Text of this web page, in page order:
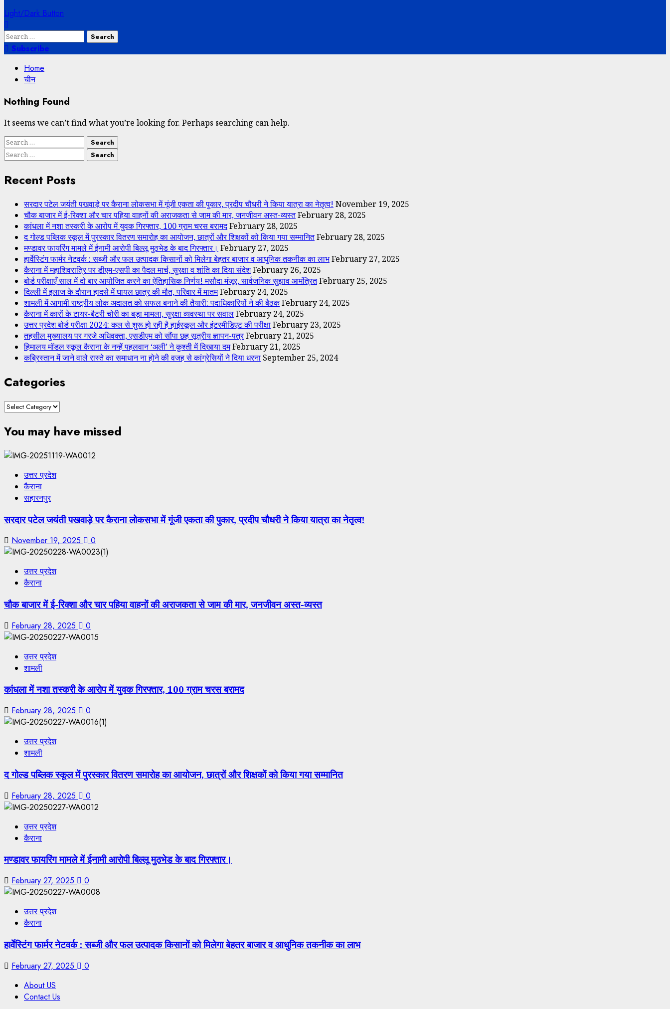
Light/Dark Button
Search
for:Subscribe
Home
चीन
Nothing Found
It seems we can’t find what you’re looking for. Perhaps searching can help.
Search
for:
Search
Recent Posts
सरदार पटेल जयंती पखवाड़े पर कैराना लोकसभा में गूंजी एकता की पुकार, प्रदीप चौधरी ने किया यात्रा का नेतृत्व! November 19, 2025
चौक बाजार में ई-रिक्शा और चार पहिया वाहनों की अराजकता से जाम की मार, जनजीवन अस्त-व्यस्तFebruary 28, 2025
कांधला में नशा तस्करी के आरोप में युवक गिरफ्तार, 100 ग्राम चरस बरामदFebruary 28, 2025
द गोल्ड पब्लिक स्कूल में पुरस्कार वितरण समारोह का आयोजन, छात्रों और शिक्षकों को किया गया सम्मानितFebruary 28, 2025
मण्डावर फायरिंग मामले में ईनामी आरोपी बिल्लू मुठभेड के बाद गिरफ्तार। February 27, 2025
हार्वेस्टिंग फार्मर नेटवर्क : सब्जी और फल उत्पादक किसानों को मिलेगा बेहतर बाजार व आधुनिक तकनीक का लाभFebruary 27, 2025
कैराना में महाशिवरात्रि पर डीएम-एसपी का पैदल मार्च, सुरक्षा व शांति का दिया संदेशFebruary 26, 2025
बोर्ड परीक्षाएँ साल में दो बार आयोजित करने का ऐतिहासिक निर्णय! मसौदा मंजूर, सार्वजनिक सुझाव आमंत्रितFebruary 25, 2025
दिल्ली में इलाज के दौरान हादसे में घायल छात्र की मौत, परिवार में मातमFebruary 24, 2025
शामली में आगामी राष्ट्रीय लोक अदालत को सफल बनाने की तैयारी: पदाधिकारियों ने की बैठकFebruary 24, 2025
कैराना में कारों के टायर-बैटरी चोरी का बड़ा मामला, सुरक्षा व्यवस्था पर सवालFebruary 24, 2025
उत्तर प्रदेश बोर्ड परीक्षा 2024: कल से शुरू हो रही है हाईस्कूल और इंटरमीडिएट की परीक्षाFebruary 23, 2025
तहसील मुख्यालय पर गरजे अधिवक्ता, एसडीएम को सौंपा छह सूत्रीय ज्ञापन-पत्रFebruary 21, 2025
हिमालय मॉडल स्कूल कैराना के नन्हें पहलवान ‘अली’ ने कुश्ती में दिखाया दमFebruary 21, 2025
कब्रिस्तान में जाने वाले रास्ते का समाधान ना होने की वजह से कांग्रेसियों ने दिया धरना September 25, 2024
Categories
Categories
You may have missed
उत्तर प्रदेश
कैराना
सहारनपुर
सरदार पटेल जयंती पखवाड़े पर कैराना लोकसभा में गूंजी एकता की पुकार, प्रदीप चौधरी ने किया यात्रा का नेतृत्व!
November 19, 2025 0
उत्तर प्रदेश
कैराना
चौक बाजार में ई-रिक्शा और चार पहिया वाहनों की अराजकता से जाम की मार, जनजीवन अस्त-व्यस्त
February 28, 2025 0
उत्तर प्रदेश
शामली
कांधला में नशा तस्करी के आरोप में युवक गिरफ्तार, 100 ग्राम चरस बरामद
February 28, 2025 0
उत्तर प्रदेश
शामली
द गोल्ड पब्लिक स्कूल में पुरस्कार वितरण समारोह का आयोजन, छात्रों और शिक्षकों को किया गया सम्मानित
February 28, 2025 0
उत्तर प्रदेश
कैराना
मण्डावर फायरिंग मामले में ईनामी आरोपी बिल्लू मुठभेड के बाद गिरफ्तार।
February 27, 2025 0
उत्तर प्रदेश
कैराना
हार्वेस्टिंग फार्मर नेटवर्क : सब्जी और फल उत्पादक किसानों को मिलेगा बेहतर बाजार व आधुनिक तकनीक का लाभ
February 27, 2025
0
About US
Contact Us